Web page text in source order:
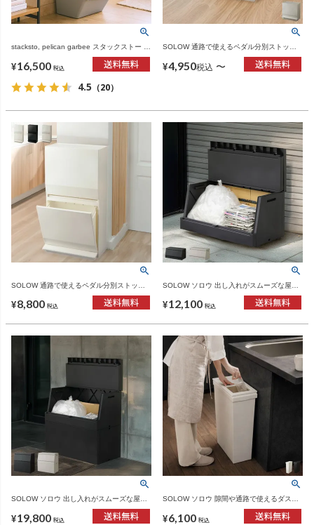
stacksto, pelican garbee スタックストー ペ
リカン ガービー 38L 3個セット | インテリ
ア雑貨・ゴミ箱
¥16,500 税込
4.5 （20）
SOLOW 通路で使えるペダル分別ストッカ
ー 1段 | インテリア雑貨・ゴミ箱
¥4,950税込 〜
SOLOW 通路で使えるペダル分別ストッカ
¥8,800 税込
SOLOW ソロウ 出し入れがスムーズな屋外
¥12,100 税込
SOLOW ソロウ 出し入れがスムーズな屋外
ストッカー 250L | インテリア雑貨・ゴミ箱
¥19,800 税込
SOLOW ソロウ 隙間や通路で使えるダスト
ボックス スライド 40L | インテリア雑貨・
ゴミ箱
¥6,100 税込